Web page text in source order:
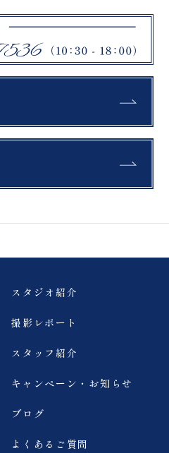
スタジオ紹介
撮影レポート
スタッフ紹介
キャンペーン・お知らせ
ブログ
よくあるご質問